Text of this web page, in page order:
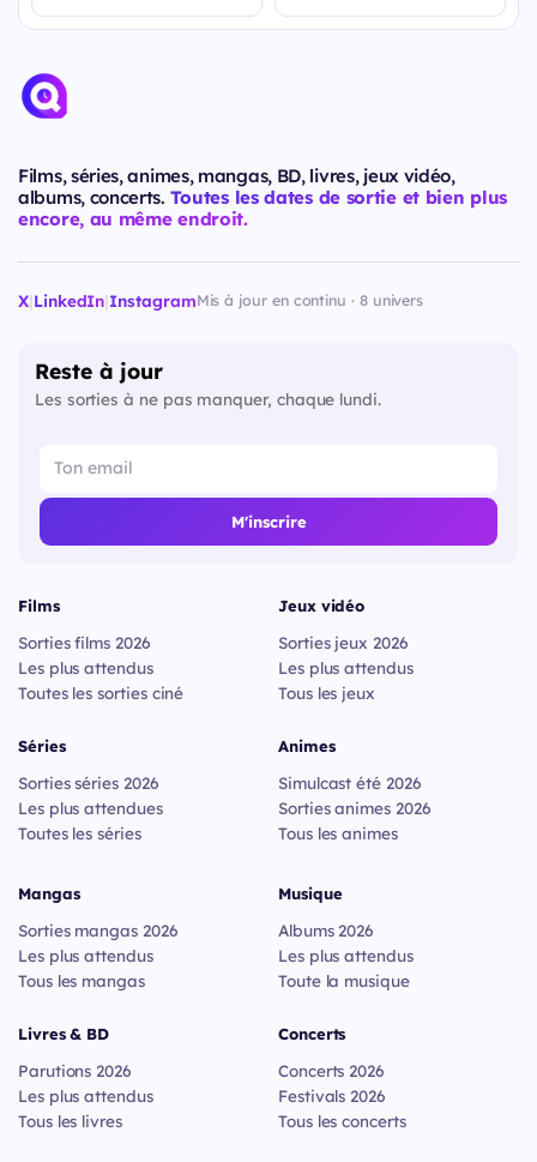
Films, séries, animes, mangas, BD, livres, jeux vidéo,
albums, concerts. Toutes les dates de sortie et bien plus
encore, au même endroit.
X|LinkedIn|InstagramMis à jour en continu · 8 univers
Reste à jour
Les sorties à ne pas manquer, chaque lundi.
M'inscrire
Films
Sorties films 2026
Les plus attendus
Toutes les sorties ciné
Séries
Sorties séries 2026
Les plus attendues
Toutes les séries
Jeux vidéo
Sorties jeux 2026
Les plus attendus
Tous les jeux
Animes
Simulcast été 2026
Sorties animes 2026
Tous les animes
Mangas
Sorties mangas 2026
Les plus attendus
Tous les mangas
Livres & BD
Parutions 2026
Les plus attendus
Tous les livres
Musique
Albums 2026
Les plus attendus
Toute la musique
Concerts
Concerts 2026
Festivals 2026
Tous les concerts